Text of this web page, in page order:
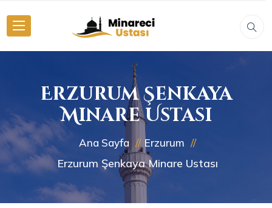
Erzurum Şenkaya
Minare Ustası
Ana Sayfa Erzurum
Erzurum Şenkaya Minare Ustası